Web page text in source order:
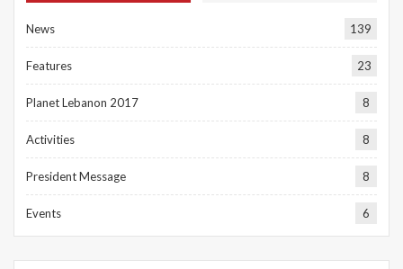
News 139
Features 23
Planet Lebanon 2017 8
Activities 8
President Message 8
Events 6